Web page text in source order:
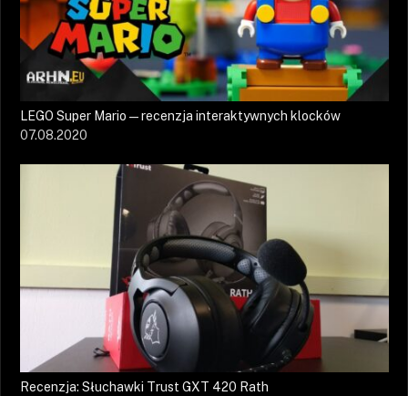
LEGO Super Mario — recenzja interaktywnych klocków
07.08.2020
Recenzja: Słuchawki Trust GXT 420 Rath